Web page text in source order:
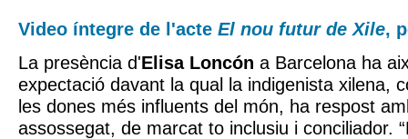
Video íntegre de l'acte El nou futur de Xile,
La presència d'Elisa Loncón a Barcelona ha
expectació davant la qual la indigenista xilena,
les dones més influents del món, ha respost
assossegat, de marcat to inclusiu i conciliador.